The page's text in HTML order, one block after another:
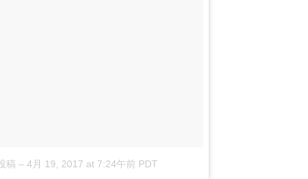
稿 – 4月 19, 2017 at 7:24午前 PDT